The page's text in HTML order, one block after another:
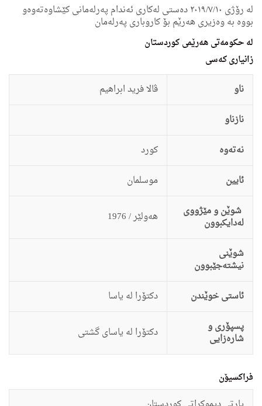
لە رۆژی ٢٠١٩/٧/١٠ دەستی لەکاری ئەندام پەرلەمانی کێشاوەتەوەو
بووە بە وەزیری هەرێم بۆ کاروباری پەرلەمان
لەحكومه‌تی هه‌رێمی كوردستان
زانيارى کەسی
ناو
ڤالا فرید ابراهیم
نازناو
نەتەوە
كورد
ئایین
موسلمان
شوێن و مێژووی
لەدایکبوون هه‌ولێر / 1976
شوێنی
نیشتەجێبوون
ئاستى خوێندن
دكتۆرا له‌ یاسا
پسپۆری و
شارەزایی دكتۆرا له‌ یاساى گشتى
فراکسیۆن